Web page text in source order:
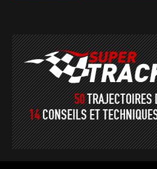
50
14CONSEILS ET